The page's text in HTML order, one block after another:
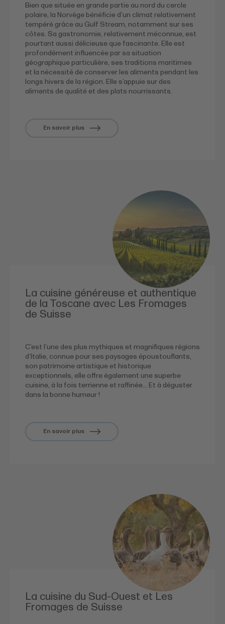
Bien que située en grande partie au nord du cercle
polaire, la Norvège bénéficie d’un climat relativement
tempéré grâce au Gulf Stream, notamment sur ses
côtes. Sa gastronomie, relativement méconnue, est
pourtant aussi délicieuse que fascinante. Elle est
profondément influencée par sa situation
géographique particulière, ses traditions maritimes
et la nécessité de conserver les aliments pendant les
longs hivers de la région. Elle s’appuie sur des
aliments de qualité et des plats nourrissants.
En savoir plus
La cuisine généreuse et authentique
de la Toscane avec Les Fromages
de Suisse
C’est l’une des plus mythiques et magnifiques régions
d’Italie, connue pour ses paysages époustouflants,
son patrimoine artistique et historique
exceptionnels, elle offre également une superbe
cuisine, à la fois terrienne et raffinée… Et à déguster
dans la bonne humeur !
En savoir plus
La cuisine du Sud-Ouest et Les
Fromages de Suisse